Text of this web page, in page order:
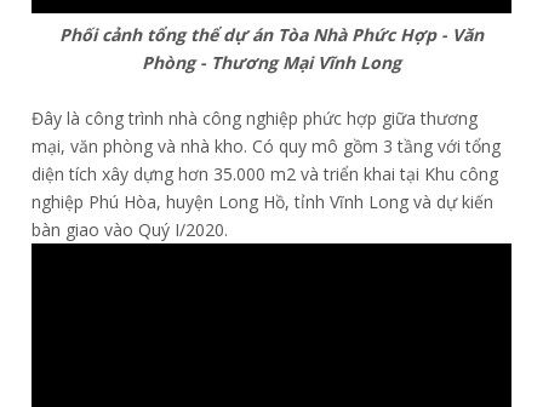
Phối cảnh tổng thể dự án Tòa Nhà Phức Hợp - Văn
Phòng - Thương Mại Vĩnh Long
Đây là công trình nhà công nghiệp phức hợp giữa thương
mại, văn phòng và nhà kho. Có quy mô gồm 3 tầng với tổng
diện tích xây dựng hơn 35.000 m2 và triển khai tại Khu công
nghiệp Phú Hòa, huyện Long Hồ, tỉnh Vĩnh Long và dự kiến
bàn giao vào Quý I/2020.